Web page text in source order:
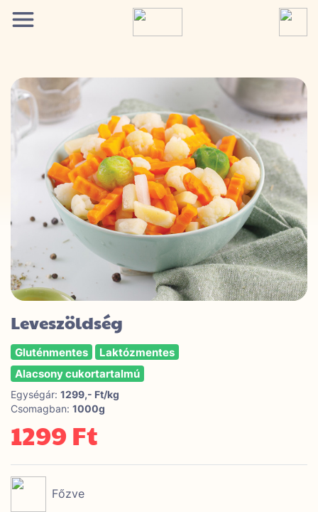
Leveszöldség
Gluténmentes
Laktózmentes
Alacsony cukortartalmú
Egységár: 1299,- Ft/kg
Csomagban: 1000g
1299 Ft
Főzve